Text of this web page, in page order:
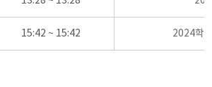
15:42 ~ 15:42 2024학